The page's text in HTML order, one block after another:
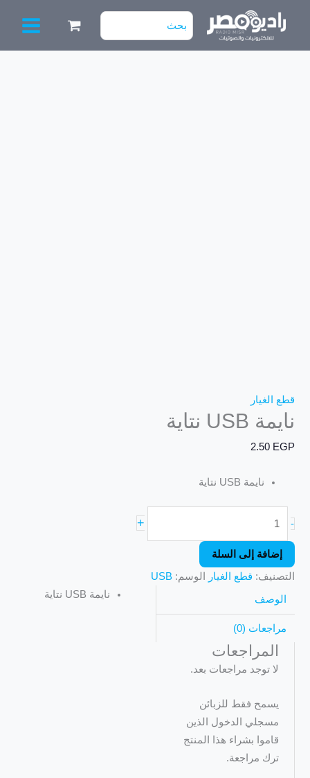
البحث
عن:
قطع الغيار
نايمة USB نتاية
2.50 EGP
نايمة USB نتاية
-
+
إضافة إلى السلة
التصنيف: قطع الغيار الوسم:USB
الوصف
مراجعات (0)
نايمة USB نتاية
المراجعات
لا توجد مراجعات بعد.
يسمح فقط للزبائن
مسجلي الدخول الذين
قاموا بشراء هذا المنتج
ترك مراجعة.